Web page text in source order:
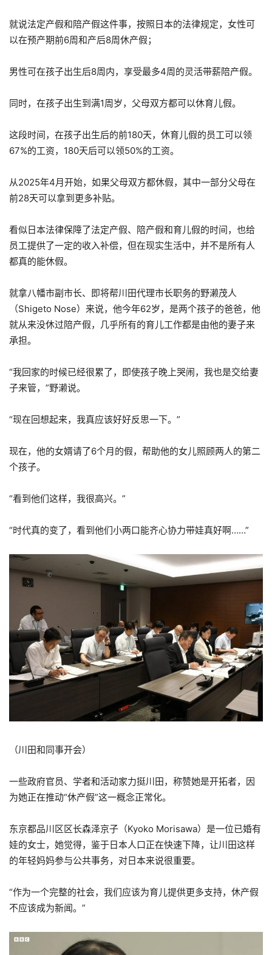
就说法定产假和陪产假这件事，按照日本的法律规定，女性可
以在预产期前6周和产后8周休产假；
男性可在孩子出生后8周内，享受最多4周的灵活带薪陪产假。
同时，在孩子出生到满1周岁，父母双方都可以休育儿假。
这段时间，在孩子出生后的前180天，休育儿假的员工可以领
67%的工资，180天后可以领50%的工资。
从2025年4月开始，如果父母双方都休假，其中一部分父母在
前28天可以拿到更多补贴。
看似日本法律保障了法定产假、陪产假和育儿假的时间，也给
员工提供了一定的收入补偿，但在现实生活中，并不是所有人
都真的能休假。
就拿八幡市副市长、即将帮川田代理市长职务的野濑茂人
（Shigeto Nose）来说，他今年62岁，是两个孩子的爸爸，他
就从来没休过陪产假，几乎所有的育儿工作都是由他的妻子来
承担。
“我回家的时候已经很累了，即使孩子晚上哭闹，我也是交给妻
子来管，”野濑说。
“现在回想起来，我真应该好好反思一下。”
现在，他的女婿请了6个月的假，帮助他的女儿照顾两人的第二
个孩子。
“看到他们这样，我很高兴。”
“时代真的变了，看到他们小两口能齐心协力带娃真好啊……”
（川田和同事开会）
一些政府官员、学者和活动家力挺川田，称赞她是开拓者，因
为她正在推动“休产假”这一概念正常化。
东京都品川区区长森泽京子（Kyoko Morisawa）是一位已婚有
娃的女士，她觉得，鉴于日本人口正在快速下降，让川田这样
的年轻妈妈参与公共事务，对日本来说很重要。
“作为一个完整的社会，我们应该为育儿提供更多支持，休产假
不应该成为新闻。”